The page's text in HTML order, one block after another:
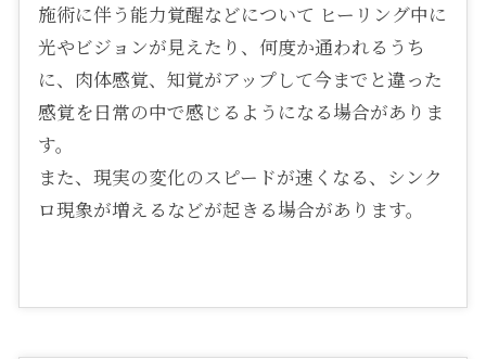
施術に伴う能力覚醒などについて ヒーリング中に
光やビジョンが見えたり、何度か通われるうち
に、肉体感覚、知覚がアップして今までと違った
感覚を日常の中で感じるようになる場合がありま
す。
また、現実の変化のスピードが速くなる、シンク
ロ現象が増えるなどが起きる場合があります。